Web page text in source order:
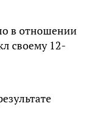
в отношении
своему 12-